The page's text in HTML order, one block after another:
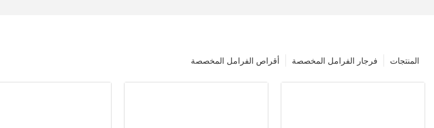
المنتجات فرجار الفرامل المخصصة أقراص الفرامل المخصصة